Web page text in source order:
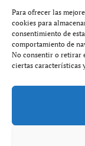
Para ofrecer las
cookies para
consentimiento de
comportamiento de
No consentir o retirar
ciertas características